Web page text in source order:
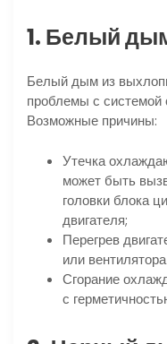
1. Белый
Белый дым из
проблемы с системой
Возможные причины:
Утечка
может быть
головки блока
двигателя;
Перегрев
или
Сгорание
с